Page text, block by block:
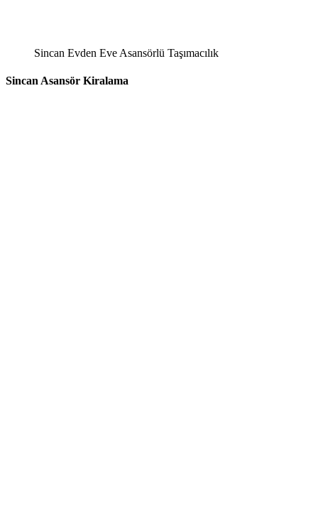
Sincan Evden Eve Asansörlü Taşımacılık
Sincan Asansör Kiralama